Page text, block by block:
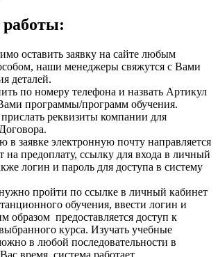
оставить заявку на сайте любым
наши менеджеры свяжутся с Вами
деталей.
по номеру телефона и назвать Артикул
программы/программ обучения.
реквизиты компании для
в заявке электронную почту направляется
на предоплату, ссылку для входа в личный
логин и пароль для доступа в систему
пройти по ссылке в личный кабинет
обучения, ввести логин и
образом предоставляется доступ к
курса. Изучать учебные
в любой последовательности в
время, система работает